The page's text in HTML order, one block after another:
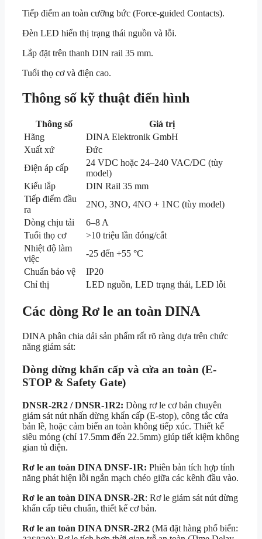
Tiếp điểm an toàn cưỡng bức (Force-guided Contacts).
Đèn LED hiển thị trạng thái nguồn và lỗi.
Lắp đặt trên thanh DIN rail 35 mm.
Tuổi thọ cơ và điện cao.
Thông số kỹ thuật điển hình
Thông số
Giá trị
Hãng
DINA Elektronik GmbH
Xuất xứ
Đức
Điện áp cấp
24 VDC hoặc 24–240 VAC/DC (tùy
model)
Kiểu lắp
DIN Rail 35 mm
Tiếp điểm đầu
ra
2NO, 3NO, 4NO + 1NC (tùy model)
Dòng chịu tải
6–8 A
Tuổi thọ cơ
>10 triệu lần đóng/cắt
Nhiệt độ làm
việc
-25 đến +55 °C
Chuẩn bảo vệ
IP20
Chỉ thị
LED nguồn, LED trạng thái, LED lỗi
Các dòng Rơ le an toàn DINA
DINA phân chia dải sản phẩm rất rõ ràng dựa trên chức
năng giám sát:
Dòng dừng khẩn cấp và cửa an toàn (E-
STOP & Safety Gate)
DNSR-2R2 / DNSR-1R2: Dòng rơ le cơ bản chuyên
giám sát nút nhấn dừng khẩn cấp (E-stop), công tắc cửa
bản lề, hoặc cảm biến an toàn không tiếp xúc. Thiết kế
siêu mỏng (chỉ 17.5mm đến 22.5mm) giúp tiết kiệm không
gian tủ điện.
Rơ le an toàn DINA DNSF-1R: Phiên bản tích hợp tính
năng phát hiện lỗi ngắn mạch chéo giữa các kênh đầu vào.
Rơ le an toàn DINA DNSR-2R: Rơ le giám sát nút dừng
khẩn cấp tiêu chuẩn, thiết kế cơ bản.
Rơ le an toàn DINA DNSR-2R2 (Mã đặt hàng phổ biến: